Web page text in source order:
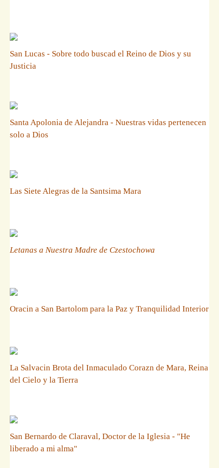
San Lucas - Sobre todo buscad el Reino de Dios y su
Justicia
Santa Apolonia de Alejandra - Nuestras vidas pertenecen
solo a Dios
Las Siete Alegras de la Santsima Mara
Letanas a Nuestra Madre de Czestochowa
Oracin a San Bartolom para la Paz y Tranquilidad Interior
La Salvacin Brota del Inmaculado Corazn de Mara, Reina
del Cielo y la Tierra
San Bernardo de Claraval, Doctor de la Iglesia - "He
liberado a mi alma"